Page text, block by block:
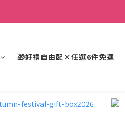
🎁好禮自由配×任選6件免運